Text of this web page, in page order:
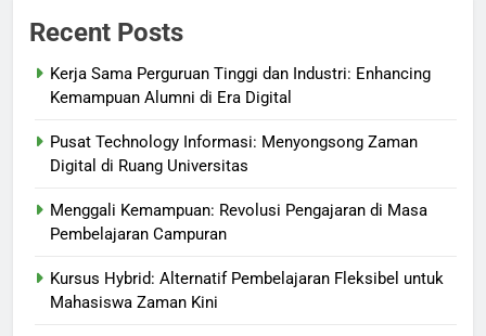
Recent Posts
Kerja Sama Perguruan Tinggi dan Industri: Enhancing
Kemampuan Alumni di Era Digital
Pusat Technology Informasi: Menyongsong Zaman
Digital di Ruang Universitas
Menggali Kemampuan: Revolusi Pengajaran di Masa
Pembelajaran Campuran
Kursus Hybrid: Alternatif Pembelajaran Fleksibel untuk
Mahasiswa Zaman Kini